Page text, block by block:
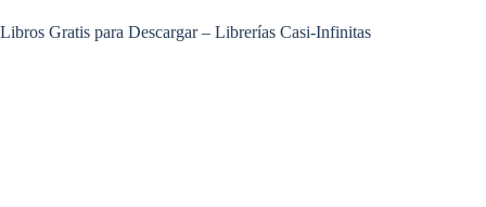
Libros Gratis para Descargar – Librerías Casi-Infinitas